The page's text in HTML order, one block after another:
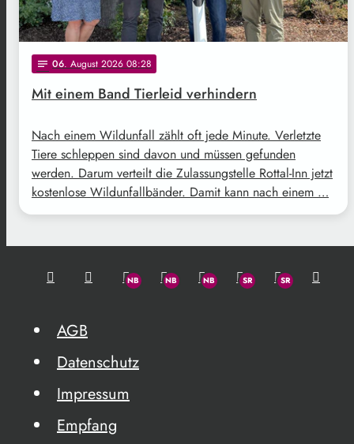
notes 06. August 2026 08:28
Mit einem Band Tierleid verhindern
Nach einem Wildunfall zählt oft jede Minute. Verletzte
Tiere schleppen sind davon und müssen gefunden
werden. Darum verteilt die Zulassungstelle Rottal-Inn jetzt
kostenlose Wildunfallbänder. Damit kann nach einem …
AGB
Datenschutz
Impressum
Empfang